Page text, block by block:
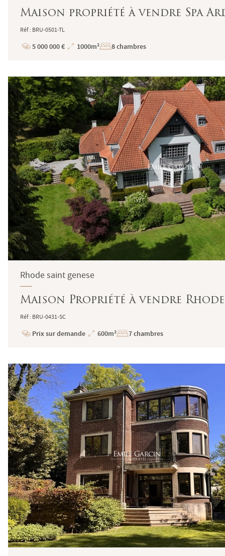
Maison propriété à vendre Spa
Réf : BRU-0501-TL
Prix
5 000 000 €
Superficie
1000m² 8 chambres
Rhode saint genese
Maison Propriété à vendre
Réf : BRU-0431-SC
Prix
Prix sur demande
Superficie
600m² 7 chambres